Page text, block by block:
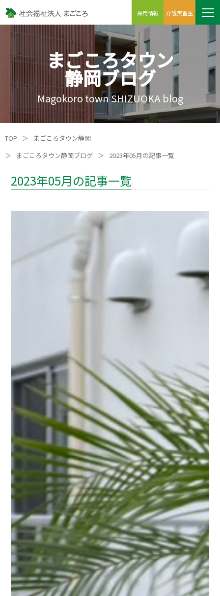
採用情報 介護実習生
まごころタウン
静岡ブログ
Magokoro town SHIZUOKA blog
TOP ＞
まごころタウン静岡
＞
まごころタウン静岡ブログ ＞ 2023年05月の記事一覧
2023年05月の記事一覧